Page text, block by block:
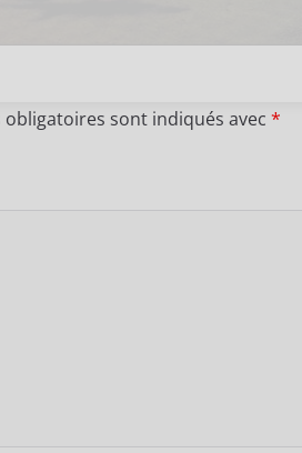
obligatoires sont indiqués avec *